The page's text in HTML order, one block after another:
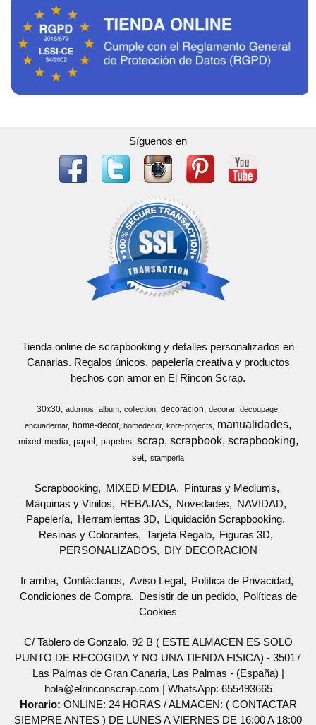
Síguenos en
Tienda online de scrapbooking y detalles personalizados en
Canarias. Regalos únicos, papelería creativa y productos
hechos con amor en El Rincon Scrap.
30x30 adornos album collection decoracion decorar
decoupage
encuadernar
home-decor homedecor kora-projects manualidades
mixed-media papel papeles scrap scrapbook scrapbooking
set stamperia
Scrapbooking MIXED MEDIA
Pinturas y Mediums
Máquinas y Vinilos
REBAJAS Novedades
NAVIDAD
Papelería
Herramientas 3D
Liquidación Scrapbooking
Resinas y Colorantes
Tarjeta Regalo
Figuras 3D
PERSONALIZADOS
DIY DECORACION
Ir arriba Contáctanos Aviso Legal
Política de Privacidad
Condiciones de Compra
Desistir de un pedido
Políticas de
Cookies
C/ Tablero de Gonzalo, 92 B ( ESTE ALMACEN ES SOLO
PUNTO DE RECOGIDA Y NO UNA TIENDA FISICA) - 35017
Las Palmas de Gran Canaria, Las Palmas - (España) |
hola@elrinconscrap.com | WhatsApp: 655493665
Horario: ONLINE: 24 HORAS / ALMACEN: ( CONTACTAR
SIEMPRE ANTES ) DE LUNES A VIERNES DE 16:00 A 18:00